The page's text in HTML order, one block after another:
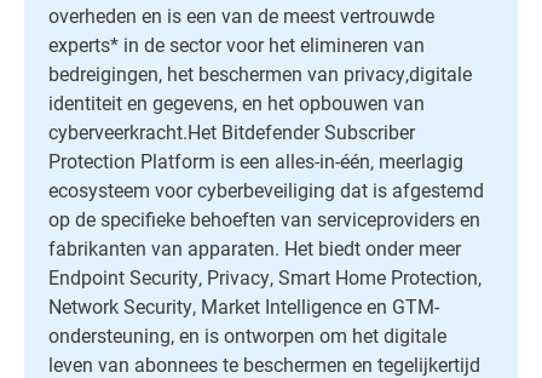
overheden en is een van de meest vertrouwde
experts* in de sector voor het elimineren van
bedreigingen, het beschermen van privacy,digitale
identiteit en gegevens, en het opbouwen van
cyberveerkracht.Het Bitdefender Subscriber
Protection Platform is een alles-in-één, meerlagig
ecosysteem voor cyberbeveiliging dat is afgestemd
op de specifieke behoeften van serviceproviders en
fabrikanten van apparaten. Het biedt onder meer
Endpoint Security, Privacy, Smart Home Protection,
Network Security, Market Intelligence en GTM-
ondersteuning, en is ontworpen om het digitale
leven van abonnees te beschermen en tegelijkertijd